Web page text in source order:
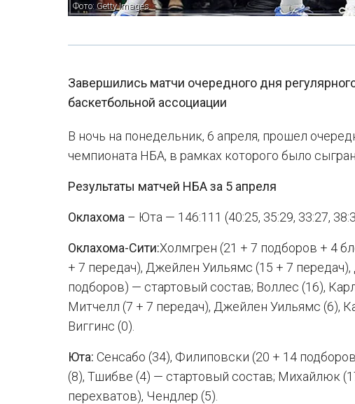
Фото: Getty Images
Завершились матчи очередного дня
баскетбольной ассоциации
В ночь на понедельник, 6 апреля, прошел
чемпионата НБА, в рамках которого было
Результаты матчей НБА за 5 апреля
Оклахома – Юта — 146:111 (40:25, 35:29, 33:27,
Оклахома-Сити:Холмгрен (21 + 7 подборов + 4
+ 7 передач), Джейлен Уильямс (15 + 7
подборов) — стартовый состав; Воллес (16),
Митчелл (7 + 7 передач), Джейлен Уильямс (6),
Виггинс (0).
Юта: Сенсабо (34), Филиповски (20 + 14
(8), Тшибве (4) — стартовый состав; Михайлюк
перехватов), Чендлер (5).